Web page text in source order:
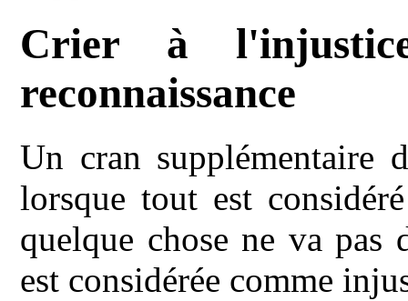
Crier à
reconnaissance
Un cran supplémentaire
lorsque tout est
quelque chose ne va pas
est considérée comme